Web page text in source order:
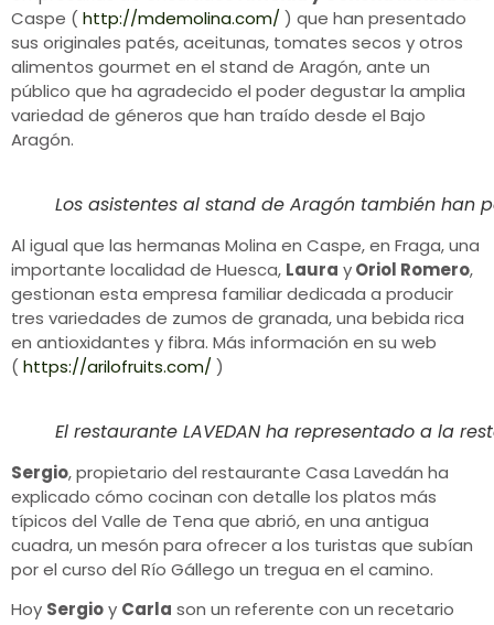
Caspe (http://mdemolina.com/) que han presentado
sus originales patés, aceitunas, tomates secos y otros
alimentos gourmet en el stand de Aragón, ante un
público que ha agradecido el poder degustar la amplia
variedad de géneros que han traído desde el Bajo
Aragón.
Los asistentes al stand de Aragón también han
Al igual que las hermanas Molina en Caspe, en Fraga, una
importante localidad de Huesca, Laura yOriol Romero,
gestionan esta empresa familiar dedicada a producir
tres variedades de zumos de granada, una bebida rica
en antioxidantes y fibra. Más información en su web
(https://arilofruits.com/)
El restaurante LAVEDAN ha representado a la
Sergio, propietario del restaurante Casa Lavedán ha
explicado cómo cocinan con detalle los platos más
típicos del Valle de Tena que abrió, en una antigua
cuadra, un mesón para ofrecer a los turistas que subían
por el curso del Río Gállego un tregua en el camino.
Hoy Sergioy Carla son un referente con un recetario